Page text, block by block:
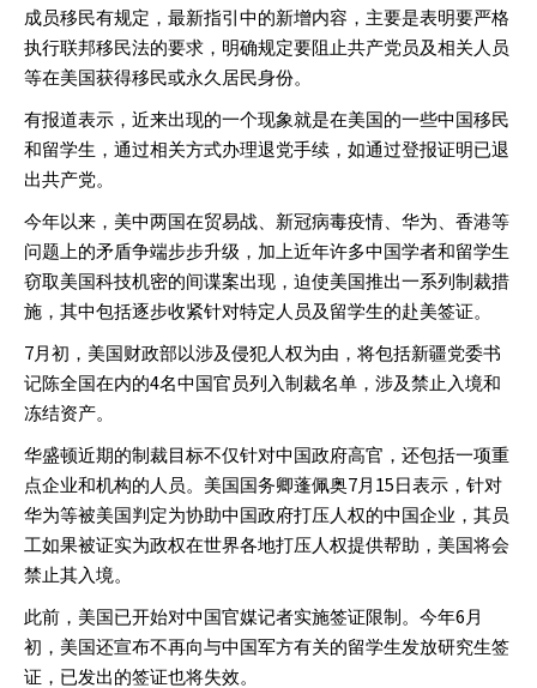
成员移民有规定，最新指引中的新增内容，主要是表明要严格
执行联邦移民法的要求，明确规定要阻止共产党员及相关人员
等在美国获得移民或永久居民身份。
有报道表示，近来出现的一个现象就是在美国的一些中国移民
和留学生，通过相关方式办理退党手续，如通过登报证明已退
出共产党。
今年以来，美中两国在贸易战、新冠病毒疫情、华为、香港等
问题上的矛盾争端步步升级，加上近年许多中国学者和留学生
窃取美国科技机密的间谍案出现，迫使美国推出一系列制裁措
施，其中包括逐步收紧针对特定人员及留学生的赴美签证。
7月初，美国财政部以涉及侵犯人权为由，将包括新疆党委书
记陈全国在内的4名中国官员列入制裁名单，涉及禁止入境和
冻结资产。
华盛顿近期的制裁目标不仅针对中国政府高官，还包括一项重
点企业和机构的人员。美国国务卿蓬佩奥7月 15 日表示，针对
华为等被美国判定为协助中国政府打压人权的中国企业，其员
工如果被证实为政权在世界各地打压人权提供帮助，美国将会
禁止其入境。
此前，美国已开始对中国官媒记者实施签证限制。今年6 月
初，美国还宣布不再向与中国军方有关的留学生发放研究生签
证，已发出的签证也将失效。